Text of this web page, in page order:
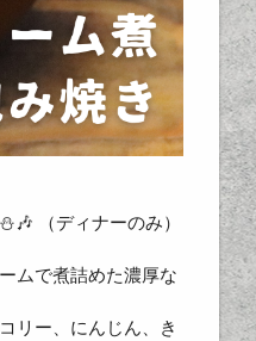
（ディナーのみ）
ムで煮詰めた濃厚な
リー、にんじん、き